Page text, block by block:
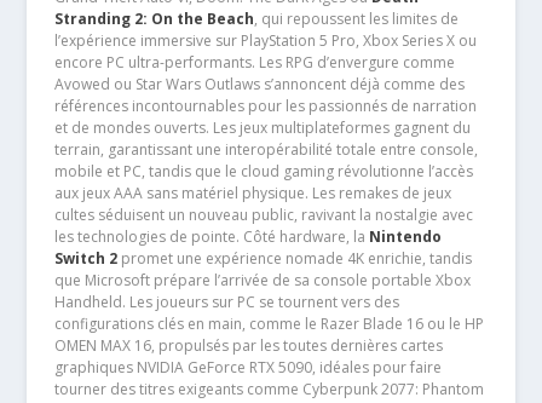
Stranding 2: On the Beach, qui repoussent les limites de
l’expérience immersive sur PlayStation 5 Pro, Xbox Series X ou
encore PC ultra-performants. Les RPG d’envergure comme
Avowed ou Star Wars Outlaws s’annoncent déjà comme des
références incontournables pour les passionnés de narration
et de mondes ouverts. Les jeux multiplateformes gagnent du
terrain, garantissant une interopérabilité totale entre console,
mobile et PC, tandis que le cloud gaming révolutionne l’accès
aux jeux AAA sans matériel physique. Les remakes de jeux
cultes séduisent un nouveau public, ravivant la nostalgie avec
les technologies de pointe. Côté hardware, la Nintendo
Switch 2promet une expérience nomade 4K enrichie, tandis
que Microsoft prépare l’arrivée de sa console portable Xbox
Handheld. Les joueurs sur PC se tournent vers des
configurations clés en main, comme le Razer Blade 16 ou le HP
OMEN MAX 16, propulsés par les toutes dernières cartes
graphiques NVIDIA GeForce RTX 5090, idéales pour faire
tourner des titres exigeants comme Cyberpunk 2077: Phantom